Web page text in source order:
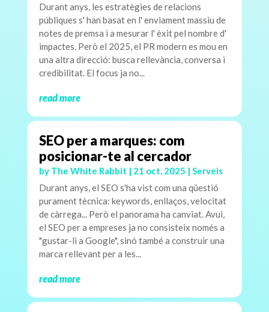
Durant anys, les estratègies de relacions
públiques s' han basat en l' enviament massiu de
notes de premsa i a mesurar l' èxit pel nombre d'
impactes. Però el 2025, el PR modern es mou en
una altra direcció: busca rellevància, conversa i
credibilitat. El focus ja no...
read more
SEO per a marques: com
posicionar-te al cercador
by The White Rabbit | 21 oct. 2025 | Serveis
Durant anys, el SEO s'ha vist com una qüestió
purament tècnica: keywords, enllaços, velocitat
de càrrega... Però el panorama ha canviat. Avui,
el SEO per a empreses ja no consisteix només a
"gustar-li a Google", sinó també a construir una
marca rellevant per a les...
read more